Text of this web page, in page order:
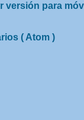
versión para
( Atom )